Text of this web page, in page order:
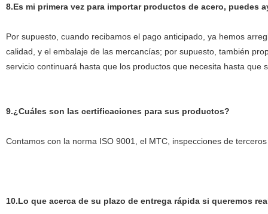
8.Es mi primera vez para importar productos de acero, puedes
Por supuesto, cuando recibamos el pago anticipado, ya hemos
calidad, y el embalaje de las mercancías; por supuesto, también
servicio continuará hasta que los productos que necesita hasta que
9.¿Cuáles son las certificaciones para sus productos?
Contamos con la norma ISO 9001, el MTC, inspecciones de
10.Lo que acerca de su plazo de entrega rápida si queremos